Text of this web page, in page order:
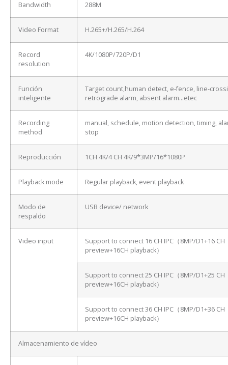
Bandwidth 288M
Video Format H.265+/H.265/H.264
Record
resolution
4K/1080P/720P/D1
Función
inteligente
Target count,human detect, e-fence, line-
retrograde alarm, absent alarm…etec
Recording
method
manual, schedule, motion detection, timing,
stop
Reproducción 1CH 4K/4 CH 4K/9*3MP/16*1080P
Playback mode Regular playback, event playback
Modo de
respaldo
USB device/ network
Video input
Support to connect 16 CH IPC（8MP/D1+16 CH
preview+16CH playback）
Support to connect 25 CH IPC（8MP/D1+25 CH
preview+16CH playback）
Support to connect 36 CH IPC（8MP/D1+36 CH
preview+16CH playback）
Almacenamiento de vídeo